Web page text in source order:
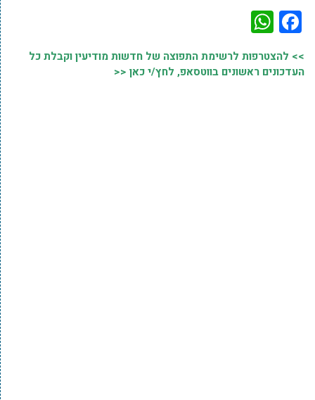
Facebook
>> להצטרפות לרשימת התפוצה של חדשות מודיעין וקבלת כל
העדכונים ראשונים בווטסאפ, לחץ/י כאן <<